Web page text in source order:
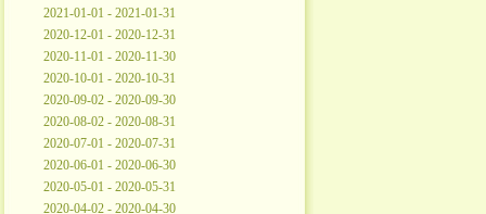
2021-01-01 - 2021-01-31
2020-12-01 - 2020-12-31
2020-11-01 - 2020-11-30
2020-10-01 - 2020-10-31
2020-09-02 - 2020-09-30
2020-08-02 - 2020-08-31
2020-07-01 - 2020-07-31
2020-06-01 - 2020-06-30
2020-05-01 - 2020-05-31
2020-04-02 - 2020-04-30